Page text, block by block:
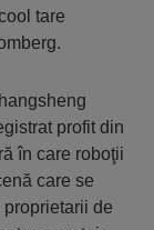
tare
profit din
în care roboţii
care se
de